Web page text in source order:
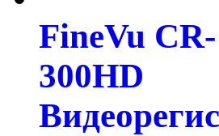
FineVu CR-
300HD